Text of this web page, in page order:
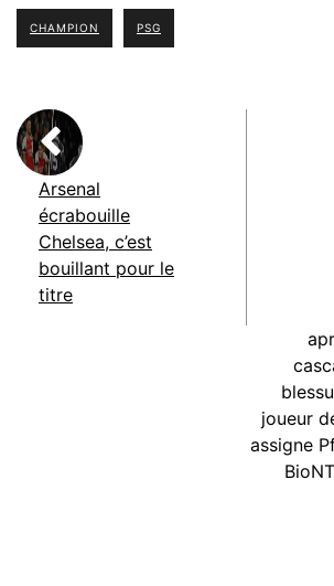
CHAMPION PSG
Arsenal
écrabouille
Chelsea, c’est
bouillant pour le
titre
joueur
assigne